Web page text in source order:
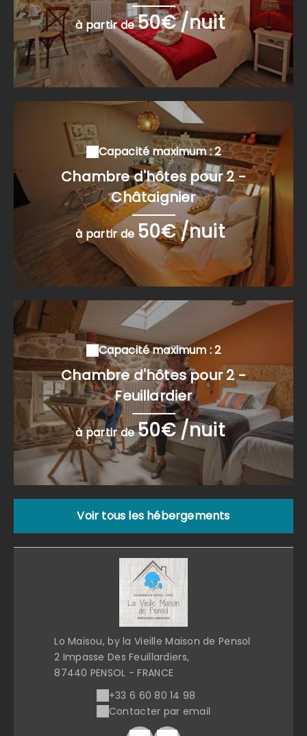
à partir de50€ /nuit
Capacité maximum : 2
Chambre d'hôtes pour 2 -
Châtaignier
à partir de 50€ /nuit
Capacité maximum : 2
Chambre d'hôtes pour 2 -
Feuillardier
à partir de50€ /nuit
Voir tous les hébergements
Lo Maïsou, by la Vieille Maison de Pensol
2 Impasse Des Feuillardiers,
87440 PENSOL - FRANCE
+33 6 60 80 14 98
Contacter par email